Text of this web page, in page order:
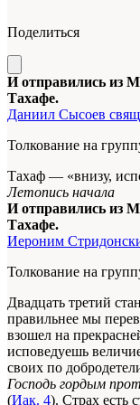
Поделиться
И отправились из
Тахафе.
Даниил Сысоев
Толкование на
Тахаф — «внизу,
Летопись начала
И отправились из
Тахафе.
Иероним
Толкование на
Двадцать третий
правильнее мы
взошел на
исповедуешь
своих по
Господь гордым
(Иак. 4). Страх есть